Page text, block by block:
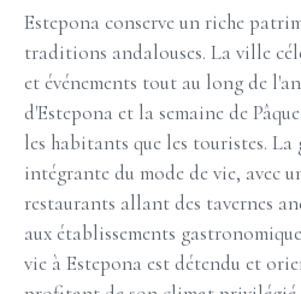
Estepona conserve un riche
traditions andalouses. La ville
et événements tout au long de
d'Estepona et la semaine de
les habitants que les touristes.
intégrante du mode de vie, avec
restaurants allant des tavernes
aux établissements
vie à Estepona est détendu et